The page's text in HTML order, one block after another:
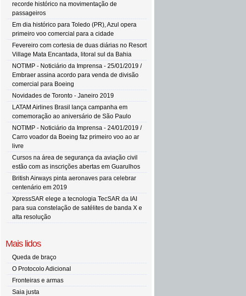
recorde histórico na movimentação de
passageiros
Em dia histórico para Toledo (PR), Azul opera
primeiro voo comercial para a cidade
Fevereiro com cortesia de duas diárias no Resort
Village Mata Encantada, litoral sul da Bahia
NOTIMP - Noticiário da Imprensa - 25/01/2019 /
Embraer assina acordo para venda de divisão
comercial para Boeing
Novidades de Toronto - Janeiro 2019
LATAM Airlines Brasil lança campanha em
comemoração ao aniversário de São Paulo
NOTIMP - Noticiário da Imprensa - 24/01/2019 /
Carro voador da Boeing faz primeiro voo ao ar
livre
Cursos na área de segurança da aviação civil
estão com as inscrições abertas em Guarulhos
British Airways pinta aeronaves para celebrar
centenário em 2019
XpressSAR elege a tecnologia TecSAR da IAI
para sua constelação de satélites de banda X e
alta resolução
Mais lidos
Queda de braço
O Protocolo Adicional
Fronteiras e armas
Saia justa